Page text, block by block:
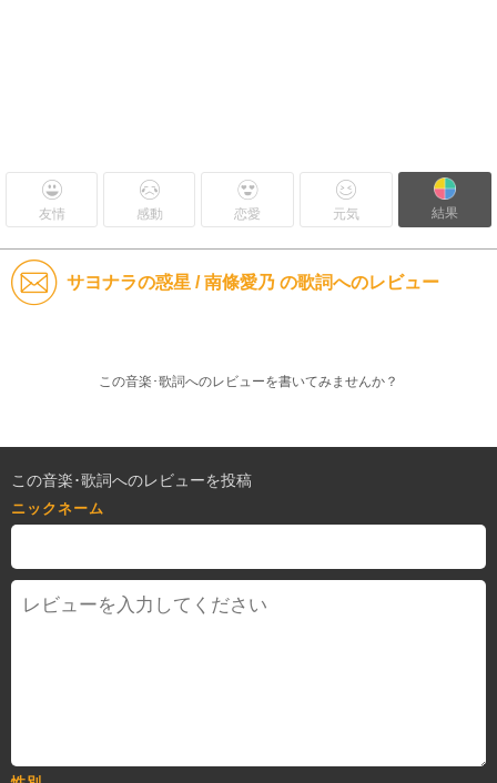
友情 感動 恋愛 元気 結果
サヨナラの惑星 / 南條愛乃 の歌詞へのレビュー
この音楽･歌詞へのレビューを書いてみませんか？
この音楽･歌詞へのレビューを投稿
ニックネーム